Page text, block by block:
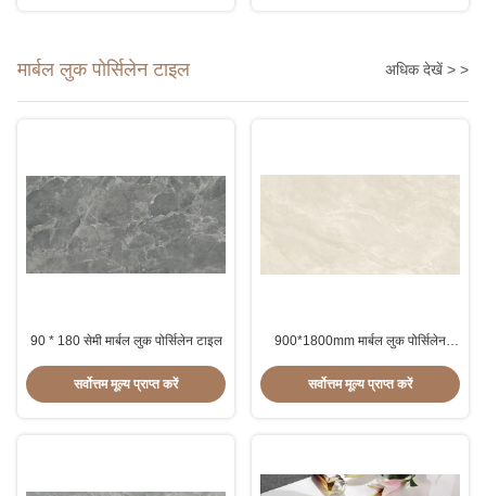
मार्बल लुक पोर्सिलेन टाइल अधिक देखें > >
90 * 180 सेमी मार्बल लुक पोर्सिलेन टाइल
सर्वोत्तम मूल्य प्राप्त करें
900*1800mm मार्बल लुक पोर्सिलेन
सर्वोत्तम मूल्य प्राप्त करें